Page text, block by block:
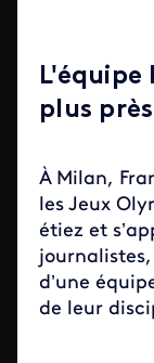
L'équipe
plus
À Milan,
les Jeux
étiez et
d’une
de leur